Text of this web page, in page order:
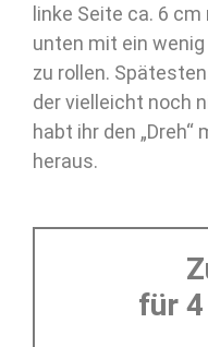
linke Seite ca. 6
unten mit ein
zu rollen.
der vielleicht noch
habt ihr den
heraus.
für